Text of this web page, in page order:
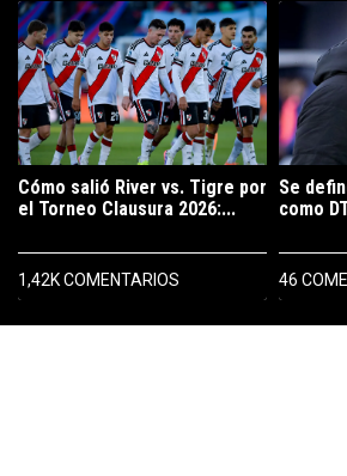
PUBLICIDAD
Un artículo de tendencia con el título
Cómo salió River vs. Tigre por
el Torneo Clausura 2026:...
1,42K COMENTARIOS
Un
Se
como
46